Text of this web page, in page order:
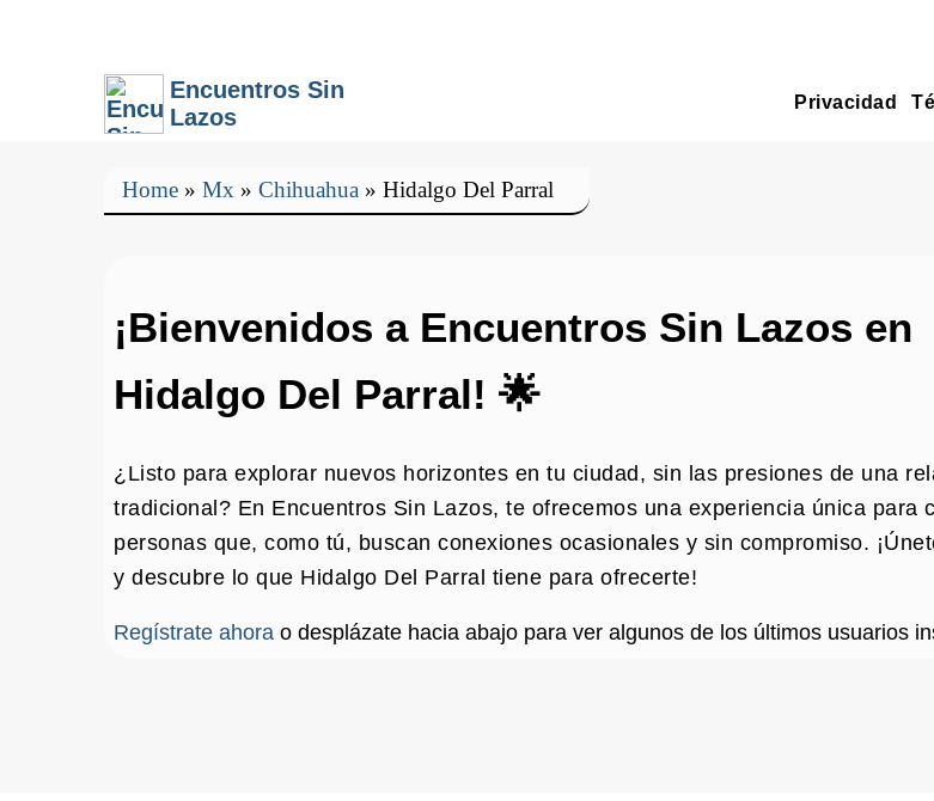
Encuentros Sin
Lazos
Privacidad
Home » Mx » Chihuahua » Hidalgo Del Parral
¡Bienvenidos a Encuentros Sin Lazos en
Hidalgo Del Parral! 🌟
¿Listo para explorar nuevos horizontes en tu ciudad, sin las presiones de una
tradicional? En Encuentros Sin Lazos, te ofrecemos una experiencia única para
personas que, como tú, buscan conexiones ocasionales y sin compromiso.
y descubre lo que Hidalgo Del Parral tiene para ofrecerte!
Regístrate ahora o desplázate hacia abajo para ver algunos de los últimos usuarios